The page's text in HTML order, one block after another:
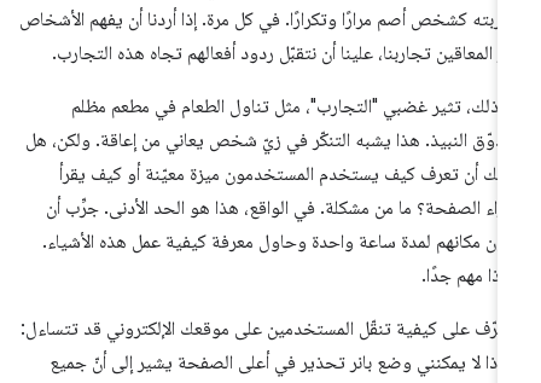
كشخص أصم مرارًا وتكرارًا. في كل مرة. إذا أردنا أن يفهم الأشخاص
المعاقين تجاربنا، علينا أن نتقبّل ردود أفعالهم تجاه هذه التجارب.
ذلك، تثير غضبي "التجارب"، مثل تناول الطعام في مطعم مظلم
النبيذ. هذا يشبه التنكّر في زيّ شخص يعاني من إعاقة. ولكن، هل
أن تعرف كيف يستخدم المستخدمون ميزة معيّنة أو كيف يقرأ
الصفحة؟ ما من مشكلة. في الواقع، هذا هو الحد الأدنى. جرِّب أن
مكانهم لمدة ساعة واحدة وحاول معرفة كيفية عمل هذه الأشياء.
مهم جدًا.
على كيفية تنقّل المستخدمين على موقعك الإلكتروني قد تتساءل:
لا يمكنني وضع بانر تحذير في أعلى الصفحة يشير إلى أنّ جميع